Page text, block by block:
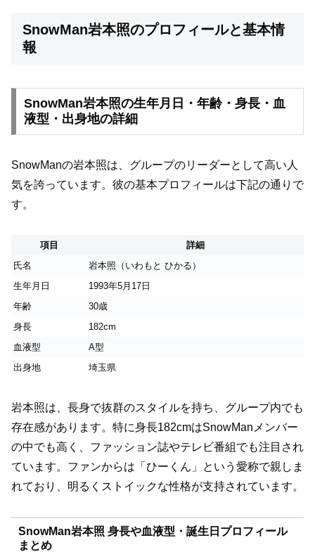
SnowMan岩本照のプロフィールと基本情
報
SnowMan岩本照の生年月日・年齢・身長・血
液型・出身地の詳細
SnowManの岩本照は、グループのリーダーとして高い人
気を誇っています。彼の基本プロフィールは下記の通りで
す。
項目
詳細
氏名
岩本照（いわもと ひかる）
生年月日
1993年5月17日
年齢
30歳
身長
182cm
血液型
A型
出身地
埼玉県
岩本照は、長身で抜群のスタイルを持ち、グループ内でも
存在感があります。特に身長182cmはSnowManメンバー
の中でも高く、ファッション誌やテレビ番組でも注目され
ています。ファンからは「ひーくん」という愛称で親しま
れており、明るくストイックな性格が支持されています。
SnowMan岩本照 身長や血液型・誕生日プロフィール
まとめ